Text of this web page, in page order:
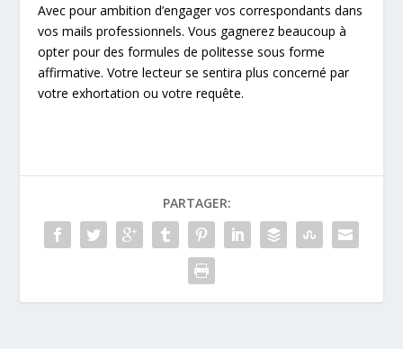
Avec pour ambition d’engager vos correspondants dans
vos mails professionnels. Vous gagnerez beaucoup à
opter pour des formules de politesse sous forme
affirmative. Votre lecteur se sentira plus concerné par
votre exhortation ou votre requête.
PARTAGER: